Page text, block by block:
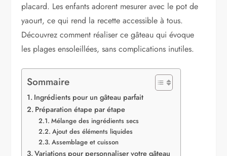
placard. Les enfants adorent mesurer avec le pot de
yaourt, ce qui rend la recette accessible à tous.
Découvrez comment réaliser ce gâteau qui évoque
les plages ensoleillées, sans complications inutiles.
Sommaire
Ingrédients pour un gâteau parfait
Préparation étape par étape
Mélange des ingrédients secs
Ajout des éléments liquides
Assemblage et cuisson
Variations pour personnaliser votre gâteau